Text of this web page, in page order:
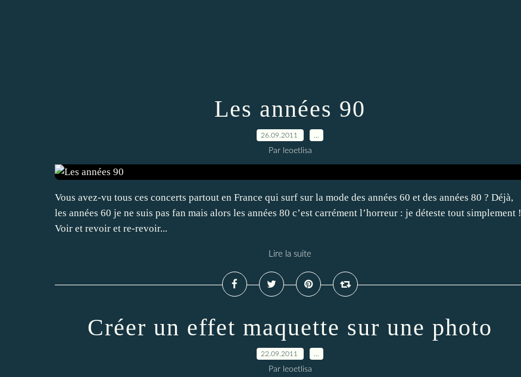
Les années 90
26.09.2011
Par leoetlisa
Vous avez-vu tous ces concerts partout en France qui surf sur la mode des années 60 et des années 80 ? Déjà,
les années 60 je ne suis pas fan mais alors les années 80 c’est carrément l’horreur : je déteste tout simplement !
Voir et revoir et re-revoir...
Lire la suite
Créer un effet maquette sur une photo
22.09.2011
Par leoetlisa